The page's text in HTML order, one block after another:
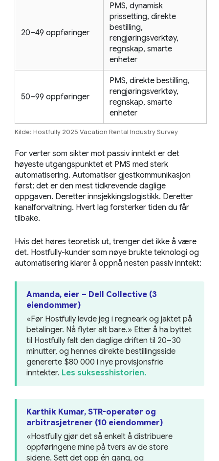
20–49 oppføringer
PMS, dynamisk
prissetting, direkte
bestilling,
rengjøringsverktøy,
regnskap, smarte
enheter
50–99 oppføringer
PMS, direkte bestilling,
rengjøringsverktøy,
regnskap, smarte
enheter
Kilde: Hostfully 2025 Vacation Rental Industry Survey
For verter som sikter mot passiv inntekt er det
høyeste utgangspunktet et PMS med sterk
automatisering. Automatiser gjestkommunikasjon
først; det er den mest tidkrevende daglige
oppgaven. Deretter innsjekkingslogistikk. Deretter
kanalforvaltning. Hvert lag forsterker tiden du får
tilbake.
Hvis det høres teoretisk ut, trenger det ikke å være
det. Hostfully-kunder som nøye brukte teknologi og
automatisering klarer å oppnå nesten passiv inntekt:
Amanda, eier – Dell Collective (3
eiendommer)
«Før Hostfully levde jeg i regneark og jaktet på
betalinger. Nå flyter alt bare.» Etter å ha byttet
til Hostfully falt den daglige driften til 20–30
minutter, og hennes direkte bestillingsside
genererte $80 000 i nye provisjonsfrie
inntekter. Les suksesshistorien.
Karthik Kumar, STR-operatør og
arbitrasjetrener (10 eiendommer)
«Hostfully gjør det så enkelt å distribuere
oppføringene mine på tvers av de store
sidene. Sett det opp én gang, og